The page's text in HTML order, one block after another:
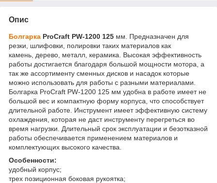
Опис
Болгарка ProCraft PW-1200 125 мм. Предназначен для
резки, шлифовки, полировки таких материалов как
камень, дерево, металл, керамика. Высокая эффективность
работы достигается благодаря большой мощности мотора, а
так же ассортименту сменных дисков и насадок которые
можно использовать для работы с разными материалами.
Болгарка ProCraft PW-1200 125 мм удобна в работе имеет не
большой вес и компактную форму корпуса, что способствует
длительной работе. Инструмент имеет эффективную систему
охлаждения, которая не даст инструменту перегреться во
время нагрузки. Длительный срок эксплуатации и безотказной
работы обеспечивается применением материалов и
комплектующих высокого качества.
Особенности:
удобный корпус;
трех позиционная боковая рукоятка;